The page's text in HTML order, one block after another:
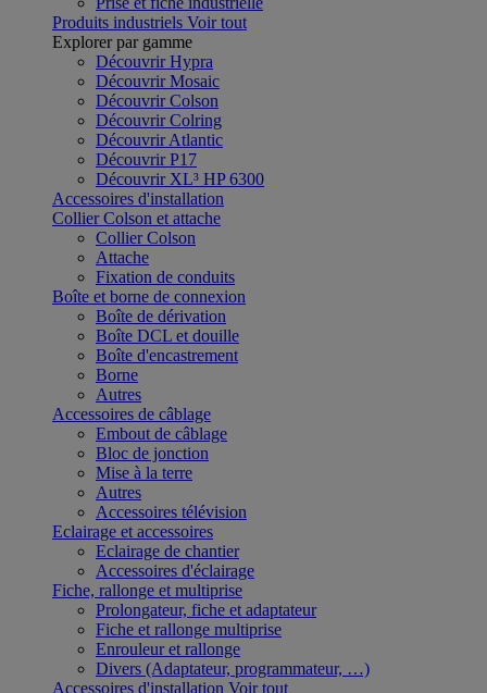
Produits industriels Voir tout
Explorer par gamme
Découvrir Hypra
Découvrir Mosaic
Découvrir Colson
Découvrir Colring
Découvrir Atlantic
Découvrir P17
Découvrir XL³ HP 6300
Accessoires d'installation
Collier Colson et attache
Collier Colson
Attache
Fixation de conduits
Boîte et borne de connexion
Boîte de dérivation
Boîte DCL et douille
Boîte d'encastrement
Borne
Autres
Accessoires de câblage
Embout de câblage
Bloc de jonction
Mise à la terre
Autres
Accessoires télévision
Eclairage et accessoires
Eclairage de chantier
Accessoires d'éclairage
Fiche, rallonge et multiprise
Prolongateur, fiche et adaptateur
Fiche et rallonge multiprise
Enrouleur et rallonge
Divers (Adaptateur, programmateur, …)
Accessoires d'installation Voir tout